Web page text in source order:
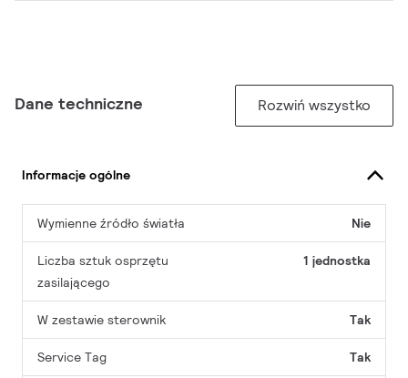
Dane techniczne Rozwiń wszystko
Informacje ogólne
Wymienne źródło światła Nie
Liczba sztuk osprzętu
zasilającego
1 jednostka
W zestawie sterownik Tak
Service Tag Tak